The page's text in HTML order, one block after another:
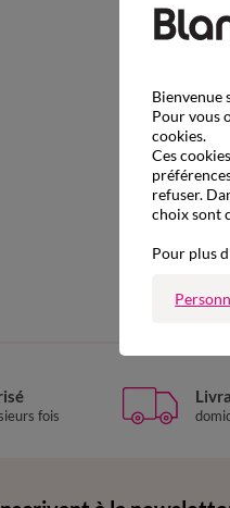
fois
Bienvenue
Pour vous
cookies.
Ces
refuser.
choix sont
Pour plus